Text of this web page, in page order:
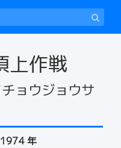
上作戦
ョウジョウサ
1974 年